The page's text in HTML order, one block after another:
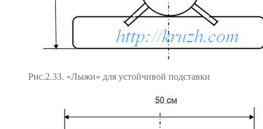
Рис.2.33. «Лыжи» для устойчивой подставки